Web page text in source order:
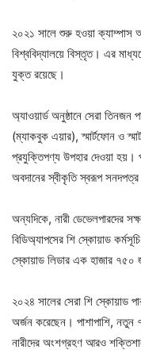
২০২১ সালে শুরু হওয়া ক্যাম্পাস
বিশ্ববিদ্যালয়ে বিস্তৃত। এর
যুক্ত রয়েছে।
অ্যাওয়ার্ড অনুষ্ঠানে সেরা
(ম্যাকবুক এয়ার), স্মার্টফোন ও
প্রযুক্তিপণ্য উপহার দেওয়া হয়।
অবদানের স্বীকৃতি স্বরূপ
অন্যদিকে, নারী ডেভেলপারদের
বিডিঅ্যাপসের শি স্কোয়াড
স্কোয়াড লিডার এক হাজার ৭৫০
২০২৪ সালের সেরা শি স্কোয়াড
অর্জন করেছেন। পাশাপাশি,
নারীদের অংশগ্রহণ আরও